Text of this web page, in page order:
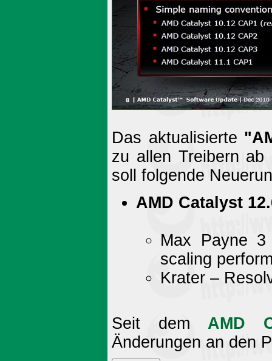
Das aktualisierte
zu allen Treibern ab
soll folgende
AMD Catalyst
Max Payne 3
scaling
Krater –
Seit dem AMD
Änderungen an den